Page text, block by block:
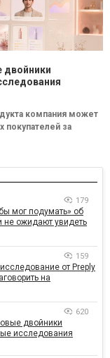
двойники
компания может
покупателей за
179
мог подумать» об
не ожидают увидеть
159
от Preply
на
620
двойники
исследования